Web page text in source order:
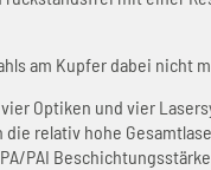
am Kupfer dabei nicht
Optiken und vier
relativ hohe
PAI